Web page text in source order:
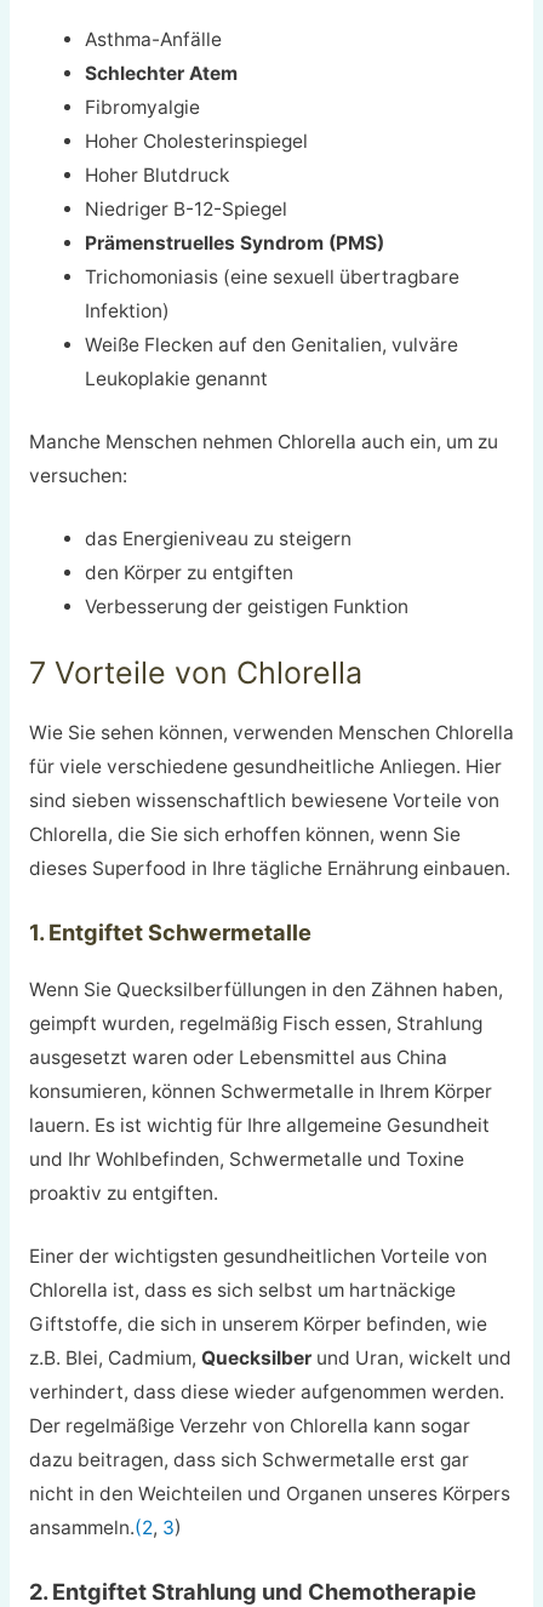
Asthma-Anfälle
Schlechter Atem
Fibromyalgie
Hoher Cholesterinspiegel
Hoher Blutdruck
Niedriger B-12-Spiegel
Prämenstruelles Syndrom (PMS)
Trichomoniasis (eine sexuell übertragbare
Infektion)
Weiße Flecken auf den Genitalien, vulväre
Leukoplakie genannt
Manche Menschen nehmen Chlorella auch ein, um zu
versuchen:
das Energieniveau zu steigern
den Körper zu entgiften
Verbesserung der geistigen Funktion
7 Vorteile von Chlorella
Wie Sie sehen können, verwenden Menschen Chlorella
für viele verschiedene gesundheitliche Anliegen. Hier
sind sieben wissenschaftlich bewiesene Vorteile von
Chlorella, die Sie sich erhoffen können, wenn Sie
dieses Superfood in Ihre tägliche Ernährung einbauen.
1. Entgiftet Schwermetalle
Wenn Sie Quecksilberfüllungen in den Zähnen haben,
geimpft wurden, regelmäßig Fisch essen, Strahlung
ausgesetzt waren oder Lebensmittel aus China
konsumieren, können Schwermetalle in Ihrem Körper
lauern. Es ist wichtig für Ihre allgemeine Gesundheit
und Ihr Wohlbefinden, Schwermetalle und Toxine
proaktiv zu entgiften.
Einer der wichtigsten gesundheitlichen Vorteile von
Chlorella ist, dass es sich selbst um hartnäckige
Giftstoffe, die sich in unserem Körper befinden, wie
z.B. Blei, Cadmium, Quecksilberund Uran, wickelt und
verhindert, dass diese wieder aufgenommen werden.
Der regelmäßige Verzehr von Chlorella kann sogar
dazu beitragen, dass sich Schwermetalle erst gar
nicht in den Weichteilen und Organen unseres Körpers
ansammeln.(2, 3)
2. Entgiftet Strahlung und Chemotherapie